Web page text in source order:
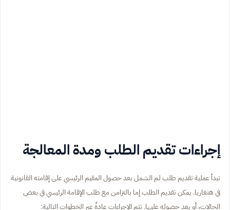
إجراءات تقديم الطلب ومدة المعالجة
تبدأ عملية تقديم طلب لم الشمل بعد حصول المقيم الرئيسي على إقامته القانونية
في هنغاريا. يمكن تقديم الطلب إما بالتزامن مع طلب الإقامة الرئيسي في بعض
الحالات، أو بعد حصوله عليها. تتم الإجراءات عادةً عبر الخطوات التالية: